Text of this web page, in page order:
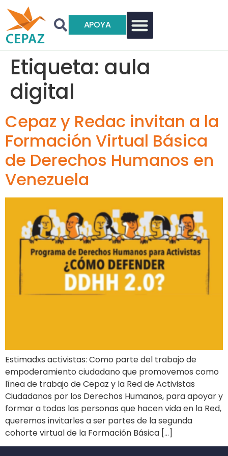
APOYA
Etiqueta: aula
digital
Cepaz y Redac invitan a la
Formación Virtual Básica
de Derechos Humanos en
Venezuela
Estimadxs activistas: Como parte del trabajo de
empoderamiento ciudadano que promovemos como
línea de trabajo de Cepaz y la Red de Activistas
Ciudadanos por los Derechos Humanos, para apoyar y
formar a todas las personas que hacen vida en la Red,
queremos invitarles a ser partes de la segunda
cohorte virtual de la Formación Básica […]